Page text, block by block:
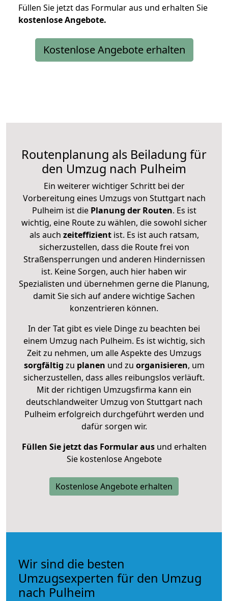
Füllen Sie jetzt das Formular aus und erhalten Sie
kostenloseAngebote.
Kostenlose Angebote erhalten
Routenplanung als Beiladung für
den Umzug nach Pulheim
Ein weiterer wichtiger Schritt bei der
Vorbereitung eines Umzugs von Stuttgart nach
Pulheim ist diePlanung der Routen. Es ist
wichtig, eine Route zu wählen, die sowohl sicher
als auch zeiteffizientist. Es ist auch ratsam,
sicherzustellen, dass die Route frei von
Straßensperrungen und anderen Hindernissen
ist. Keine Sorgen, auch hier haben wir
Spezialisten und übernehmen gerne die Planung,
damit Sie sich auf andere wichtige Sachen
konzentrieren können.
In der Tat gibt es viele Dinge zu beachten bei
einem Umzug nach Pulheim. Es ist wichtig, sich
Zeit zu nehmen, um alle Aspekte des Umzugs
sorgfältig zu planen und zu organisieren, um
sicherzustellen, dass alles reibungslos verläuft.
Mit der richtigen Umzugsfirma kann ein
deutschlandweiter Umzug von Stuttgart nach
Pulheim erfolgreich durchgeführt werden und
dafür sorgen wir.
Füllen Sie jetzt das Formular ausund erhalten
Sie kostenlose Angebote
Kostenlose Angebote erhalten
Wir sind die besten
Umzugsexperten für den Umzug
nach Pulheim